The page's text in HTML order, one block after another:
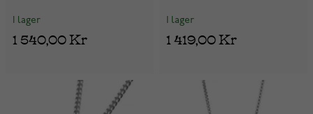
I lager
1 540,00 Kr
I lager
1 419,00 Kr